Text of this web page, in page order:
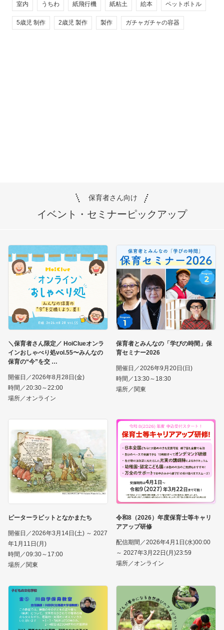
室内 うちわ 紙飛行機 紙粘土 絵本 ペットボトル
5歳児 制作 2歳児 製作 製作 ガチャガチャの容器
保育者さん向け
イベント・セミナーピックアップ
＼保育者さん限定／ HoiClueオンラ
インおしゃべり処vol.55〜みんなの
保育の“今”を交
開催日／2026年8月28日(金)
時間／20:30～22:00
場所／オンライン
保育者とみんなの「学びの時間」保
育セミナー2026
開催日／2026年9月20日(日)
時間／13:30～18:30
場所／関東
ピーターラビットとなかまたち
開催日／2026年3月14日(土) ～ 2027
年1月11日(月)
時間／09:30～17:00
場所／関東
令和8（2026）年度保育士等キャリ
アアップ研修
配信期間／2026年4月1日(水)00:00
～ 2027年3月22日(月)23:59
場所／オンライン